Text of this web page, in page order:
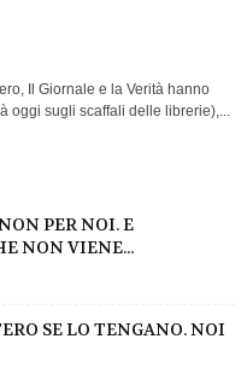
Il Giornale e la Verità hanno
oggi sugli scaffali delle librerie),...
PER NOI. E
NON VIENE...
SE LO TENGANO. NOI